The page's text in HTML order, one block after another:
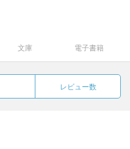
文庫 電子書籍
レビュー数